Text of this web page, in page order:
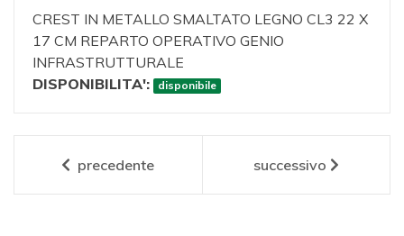
CREST IN METALLO SMALTATO LEGNO CL3 22 X
17 CM REPARTO OPERATIVO GENIO
INFRASTRUTTURALE
DISPONIBILITA':
disponibile
precedente successivo